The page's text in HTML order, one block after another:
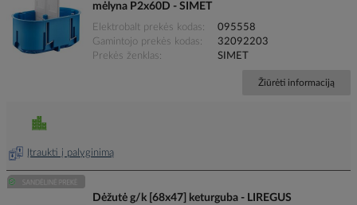
mėlyna P2x60D - SIMET
Elektrobalt prekės kodas
095558
Gamintojo prekės kodas
32092203
Prekės ženklas
SIMET
Žiūrėti informaciją
Įtraukti į palyginimą
Dėžutė g/k [68x47] keturguba - LIREGUS